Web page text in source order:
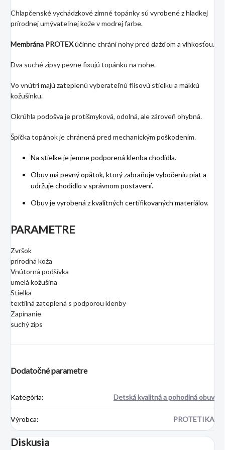
Chlapčenské vychádzkové zimné topánky sú vyrobené z hladkej
prírodnej umývateľnej kože v modrej farbe.
Membrána PROTEXúčinne chráni nohy pred dažďom a vlhkosťou.
Dva suché zipsy pevne fixujú topánku na nohe.
Vo vnútri majú zateplenú vyberateľnú flísovú stielku a mäkkú
kožušinku.
Okrúhla podošva je protišmyková, odolná, ale zároveň ohybná.
Špička topánok je chránená pred mechanickým poškodením.
Na stielke je jemne podporená klenba chodidla.
Obuv má pevný opätok, ktorý zabraňuje vybočeniu piat a
udržuje chodidlo v správnom postavení.
Obuv je vyrobená z kvalitných certifikovaných materiálov.
PARAMETRE
Zvršok
prírodná koža
Vnútorná podšívka
umelá kožušina
Stielka
textilná zateplená s podporou klenby
Zapínanie
suchý zips
Dodatočné parametre
Kategória: Detská kvalitná a pohodlná obuv
Výrobca: PROTETIKA
Diskusia